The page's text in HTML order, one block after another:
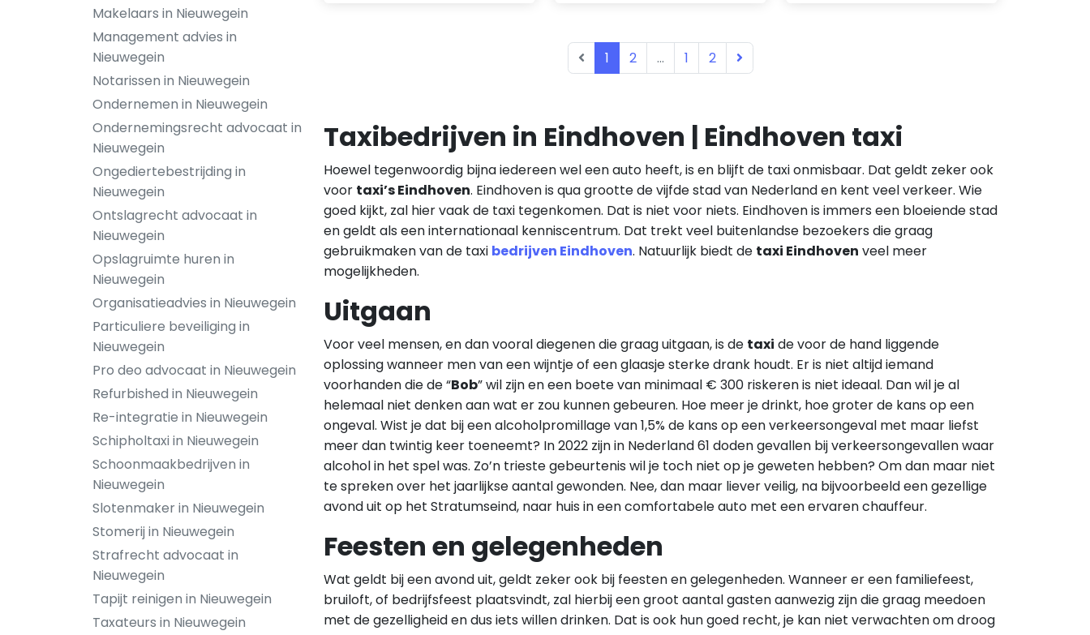
Makelaars in Nieuwegein
Management advies in
Nieuwegein
Notarissen in Nieuwegein
Ondernemen in Nieuwegein
Ondernemingsrecht advocaat in
Nieuwegein
Ongediertebestrijding in
Nieuwegein
Ontslagrecht advocaat in
Nieuwegein
Opslagruimte huren in
Nieuwegein
Organisatieadvies in Nieuwegein
Particuliere beveiliging in
Nieuwegein
Pro deo advocaat in Nieuwegein
Refurbished in Nieuwegein
Re-integratie in Nieuwegein
Schipholtaxi in Nieuwegein
Schoonmaakbedrijven in
Nieuwegein
Slotenmaker in Nieuwegein
Stomerij in Nieuwegein
Strafrecht advocaat in
Nieuwegein
Tapijt reinigen in Nieuwegein
Taxateurs in Nieuwegein
1 2 ... 1 2
Taxibedrijven in Eindhoven | Eindhoven taxi
Hoewel tegenwoordig bijna iedereen wel een auto heeft, is en blijft de taxi onmisbaar. Dat geldt zeker ook
voor taxi’s Eindhoven. Eindhoven is qua grootte de vijfde stad van Nederland en kent veel verkeer. Wie
goed kijkt, zal hier vaak de taxi tegenkomen. Dat is niet voor niets. Eindhoven is immers een bloeiende stad
en geldt als een internationaal kenniscentrum. Dat trekt veel buitenlandse bezoekers die graag
gebruikmaken van de taxi bedrijven Eindhoven. Natuurlijk biedt de taxi Eindhoven veel meer
mogelijkheden.
Uitgaan
Voor veel mensen, en dan vooral diegenen die graag uitgaan, is de taxi de voor de hand liggende
oplossing wanneer men van een wijntje of een glaasje sterke drank houdt. Er is niet altijd iemand
voorhanden die de “Bob” wil zijn en een boete van minimaal € 300 riskeren is niet ideaal. Dan wil je al
helemaal niet denken aan wat er zou kunnen gebeuren. Hoe meer je drinkt, hoe groter de kans op een
ongeval. Wist je dat bij een alcoholpromillage van 1,5% de kans op een verkeersongeval met maar liefst
meer dan twintig keer toeneemt? In 2022 zijn in Nederland 61 doden gevallen bij verkeersongevallen waar
alcohol in het spel was. Zo’n trieste gebeurtenis wil je toch niet op je geweten hebben? Om dan maar niet
te spreken over het jaarlijkse aantal gewonden. Nee, dan maar liever veilig, na bijvoorbeeld een gezellige
avond uit op het Stratumseind, naar huis in een comfortabele auto met een ervaren chauffeur.
Feesten en gelegenheden
Wat geldt bij een avond uit, geldt zeker ook bij feesten en gelegenheden. Wanneer er een familiefeest,
bruiloft, of bedrijfsfeest plaatsvindt, zal hierbij een groot aantal gasten aanwezig zijn die graag meedoen
met de gezelligheid en dus iets willen drinken. Dat is ook hun goed recht, je kan niet verwachten om droog